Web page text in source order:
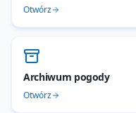
Otwórz
Archiwum pogody
Otwórz